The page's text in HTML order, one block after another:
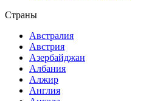
Страны
Австралия
Австрия
Азербайджан
Албания
Алжир
Англия